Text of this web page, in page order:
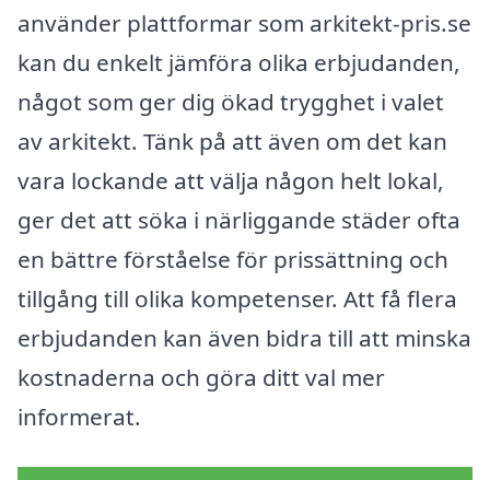
använder plattformar som arkitekt-pris.se
kan du enkelt jämföra olika erbjudanden,
något som ger dig ökad trygghet i valet
av arkitekt. Tänk på att även om det kan
vara lockande att välja någon helt lokal,
ger det att söka i närliggande städer ofta
en bättre förståelse för prissättning och
tillgång till olika kompetenser. Att få flera
erbjudanden kan även bidra till att minska
kostnaderna och göra ditt val mer
informerat.